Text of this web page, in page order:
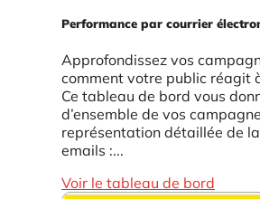
Performance par courrier
Approfondissez vos
comment votre public réagit
Ce tableau de bord vous
d’ensemble de vos
représentation détaillée de
emails :...
Voir le tableau de bord